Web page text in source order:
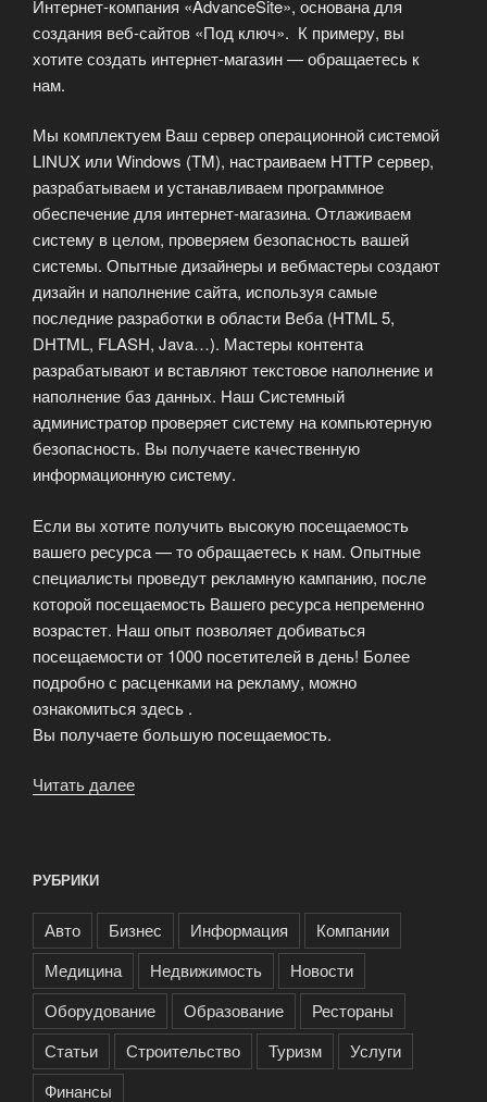
Интернет-компания «AdvanceSite», основана для
создания веб-сайтов «Под ключ». К примеру, вы
хотите создать интернет-магазин — обращаетесь к
нам.
Мы комплектуем Ваш сервер операционной системой
LINUX или Windows (TM), настраиваем HTTP сервер,
разрабатываем и устанавливаем программное
обеспечение для интернет-магазина. Отлаживаем
систему в целом, проверяем безопасность вашей
системы. Опытные дизайнеры и вебмастеры создают
дизайн и наполнение сайта, используя самые
последние разработки в области Веба (HTML 5,
DHTML, FLASH, Java…). Мастеры контента
разрабатывают и вставляют текстовое наполнение и
наполнение баз данных. Наш Системный
администратор проверяет систему на компьютерную
безопасность. Вы получаете качественную
информационную систему.
Если вы хотите получить высокую посещаемость
вашего ресурса — то обращаетесь к нам. Опытные
специалисты проведут рекламную кампанию, после
которой посещаемость Вашего ресурса непременно
возрастет. Наш опыт позволяет добиваться
посещаемости от 1000 посетителей в день! Более
подробно с расценками на рекламу, можно
ознакомиться здесь .
Вы получаете большую посещаемость.
Читать далее
РУБРИКИ
Авто Бизнес Информация
Компании
Медицина
Недвижимость
Новости
Оборудование
Образование
Рестораны
Статьи
Строительство Туризм
Услуги
Финансы